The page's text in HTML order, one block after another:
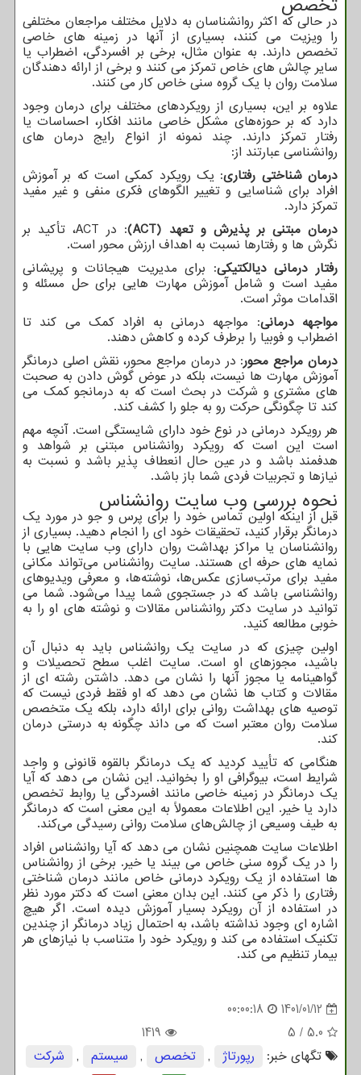
تخصص
در حالی که اکثر روانشناسان به دلایل مختلف مراجعان مختلفی
را ویزیت می کنند، بسیاری از آنها در زمینه های خاصی
تخصص دارند. به عنوان مثال، برخی بر افسردگی، اضطراب یا
سایر چالش های خاص تمرکز می کنند و برخی از ارائه دهندگان
سلامت روان با یک گروه سنی خاص کار می کنند.
علاوه بر این، بسیاری از رویکردهای مختلف برای درمان وجود
دارد که بر حوزه‌های مشکل خاصی مانند افکار، احساسات یا
رفتار تمرکز دارند. چند نمونه از انواع رایج درمان های
روانشناسی عبارتند از:
درمان شناختی رفتاری: یک رویکرد کمکی است که بر آموزش
افراد برای شناسایی و تغییر الگوهای فکری منفی و غیر مفید
تمرکز دارد.
درمان مبتنی بر پذیرش و تعهد (ACT
): در ACT، تأکید بر
نگرش ها و رفتارها نسبت به اهداف ارزش محور است.
رفتار درمانی دیالکتیکی: برای مدیریت هیجانات و پریشانی
مفید است و شامل آموزش مهارت هایی برای حل مسئله و
اقدامات موثر است.
مواجهه درمانی: مواجهه درمانی به افراد کمک می کند تا
اضطراب و فوبیا را برطرف کرده و کاهش دهند.
درمان مراجع محور: در درمان مراجع محور، نقش اصلی درمانگر
آموزش مهارت ها نیست، بلکه در عوض گوش دادن به صحبت
های مشتری و شرکت در بحث است که به درمانجو کمک می
کند تا چگونگی حرکت رو به جلو را کشف کند.
هر رویکرد درمانی در نوع خود دارای شایستگی است. آنچه مهم
است این است که رویکرد روانشناس مبتنی بر شواهد و
هدفمند باشد و در عین حال انعطاف پذیر باشد و نسبت به
نیازها و تجربیات فردی شما باز باشد.
نحوه بررسی وب سایت روانشناس
قبل از اینکه اولین تماس خود را برای پرس و جو در مورد یک
درمانگر برقرار کنید، تحقیقات خود ای را انجام دهید. بسیاری از
روانشناسان یا مراکز بهداشت روان دارای وب سایت هایی با
نمایه های حرفه ای هستند. سایت روانشناس می‌تواند مکانی
مفید برای مرتب‌سازی عکس‌ها، نوشته‌ها، و معرفی ویدیوهای
روانشناسی باشد که در جستجوی شما پیدا می‌شود. شما می
توانید در سایت دکتر روانشناس مقالات و نوشته های او را به
خوبی مطالعه کنید.
اولین چیزی که در سایت یک روانشناس باید به دنبال آن
باشید، مجوزهای او است. سایت اغلب سطح تحصیلات و
گواهینامه یا مجوز آنها را نشان می دهد. داشتن رشته ای از
مقالات و کتاب ها نشان می دهد که او فقط فردی نیست که
توصیه های بهداشت روانی برای ارائه دارد، بلکه یک متخصص
سلامت روان معتبر است که می داند چگونه به درستی درمان
کند.
هنگامی که تأیید کردید که یک درمانگر بالقوه قانونی و واجد
شرایط است، بیوگرافی او را بخوانید. این نشان می دهد که آیا
یک درمانگر در زمینه خاصی مانند افسردگی یا روابط تخصص
دارد یا خیر. این اطلاعات معمولاً به این معنی است که درمانگر
به طیف وسیعی از چالش‌های سلامت روانی رسیدگی می‌کند.
اطلاعات سایت همچنین نشان می دهد که آیا روانشناس افراد
را در یک گروه سنی خاص می بیند یا خیر. برخی از روانشناس
ها استفاده از یک رویکرد درمانی خاص مانند درمان شناختی
رفتاری را ذکر می کنند. این بدان معنی است که دکتر مورد نظر
در استفاده از آن رویکرد بسیار آموزش دیده است. اگر هیچ
اشاره ای وجود نداشته باشد، به احتمال زیاد درمانگر از چندین
تکنیک استفاده می کند و رویکرد خود را متناسب با نیازهای هر
بیمار تنظیم می کند.
1401/01/12
00:00:18
5.0
/
5
1419
تگهای خبر:
رپورتاژ , تخصص , سیستم ,
شركت